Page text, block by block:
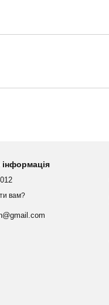
інформація
вам?